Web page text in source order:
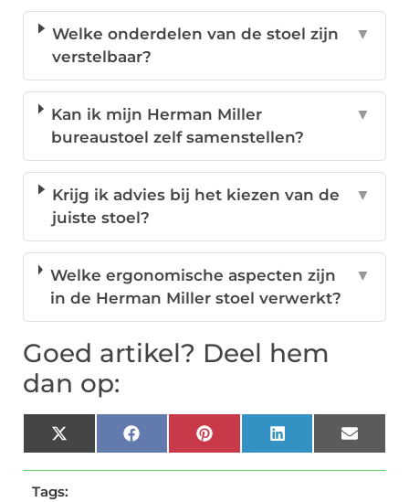
Welke onderdelen van de stoel zijn
verstelbaar?
▼
Kan ik mijn Herman Miller
bureaustoel zelf samenstellen?
▼
Krijg ik advies bij het kiezen van de
juiste stoel?
▼
Welke ergonomische aspecten zijn
in de Herman Miller stoel verwerkt?
▼
Goed artikel? Deel hem
dan op:
X
(Twitter)
FacebookPinterestLinkedInEmail
Tags: